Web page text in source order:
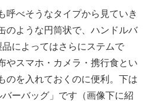
呼べそうなタイプから見ていき
のような円筒状で、ハンドルバ
によってはさらにステムで
やスマホ・カメラ・携行食とい
のを入れておくのに便利。下は
ーバッグ」です（画像下に紹